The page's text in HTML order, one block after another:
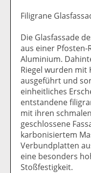
Filigrane
Die Glasfassade
aus einer Pfosten-
Aluminium.
Riegel wurden
ausgeführt und
einheitliches
entstandene
mit ihren
geschlossene
karbonisiertem
Verbundplatten
eine besonders
Stoßfestigkeit.